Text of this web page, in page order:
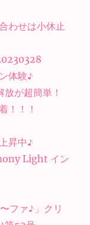
わせは小休止
体験♪
が超簡単！
！！！
昇中♪
Light イン
ファ♪」クリ